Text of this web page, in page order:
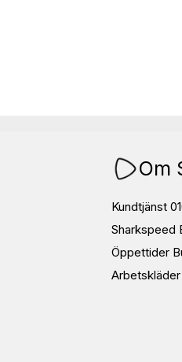
Om
Kundtjänst
Sharkspeed
Öppettider